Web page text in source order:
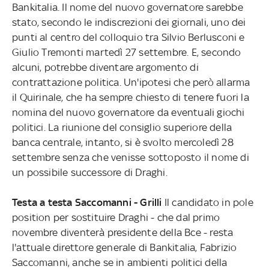
Bankitalia. Il nome del nuovo governatore sarebbe
stato, secondo le indiscrezioni dei giornali, uno dei
punti al centro del colloquio tra Silvio Berlusconi e
Giulio Tremonti martedì 27 settembre. E, secondo
alcuni, potrebbe diventare argomento di
contrattazione politica. Un'ipotesi che però allarma
il Quirinale, che ha sempre chiesto di tenere fuori la
nomina del nuovo governatore da eventuali giochi
politici. La riunione del consiglio superiore della
banca centrale, intanto, si è svolto mercoledì 28
settembre senza che venisse sottoposto il nome di
un possibile successore di Draghi.
Testa a testa Saccomanni - Grilli Il candidato in pole
position per sostituire Draghi - che dal primo
novembre diventerà presidente della Bce - resta
l'attuale direttore generale di Bankitalia, Fabrizio
Saccomanni, anche se in ambienti politici della